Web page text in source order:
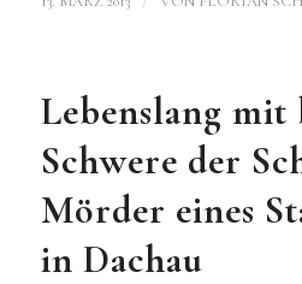
Lebenslang mit
Schwere der
Mörder eines
in Dachau